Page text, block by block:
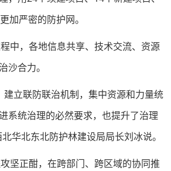
加严密的防护网。
中，各地信息共享、技术交流、资源
沙合力。
建立联防联治机制，集中资源和力量统
系统治理的必然要求，也提升了治理
华北东北防护林建设局局长刘冰说。
坚正酣，在跨部门、跨区域的协同推